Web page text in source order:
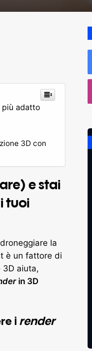
adatto
3D con
e stai
tuoi
la
è un fattore di
3D aiuta,
in 3D
i render